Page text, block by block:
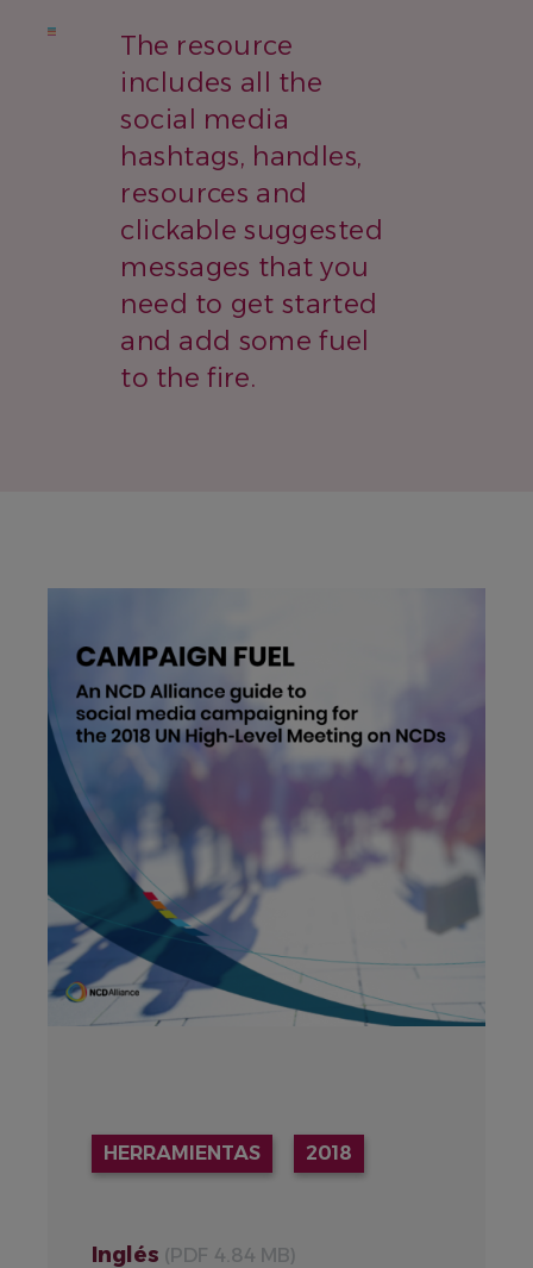
The resource
includes all the
social media
hashtags, handles,
resources and
clickable suggested
messages that you
need to get started
and add some fuel
to the fire.
HERRAMIENTAS 2018
Inglés (PDF 4.84 MB)